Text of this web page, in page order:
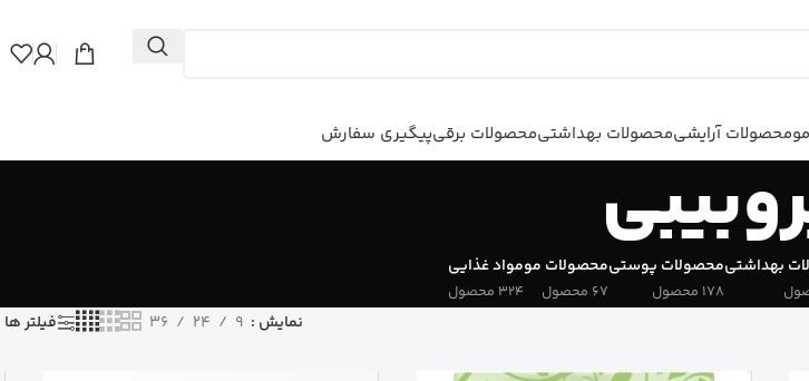
محصولات آرایشیمحصولات بهداشتیمحصولات برقیپیگیری سفارش
بهداشتیمحصولات پوستی
178 محصول
محصولات مو
67 محصول
مواد غذایی
324 محصول
نمایش 9
24
36 فیلتر ها